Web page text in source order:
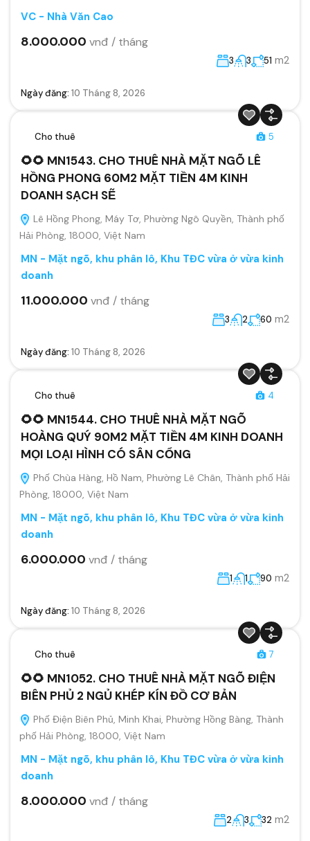
VC - Nhà Văn Cao
8.000.000 vnđ / tháng
3 3 51 m2
Ngày đăng: 10 Tháng 8, 2026
Cho thuê 5
🌻🌻 MN1543. CHO THUÊ NHÀ MẶT NGÕ LÊ
HỒNG PHONG 60M2 MẶT TIỀN 4M KINH
DOANH SẠCH SẼ
Lê Hồng Phong, Máy Tơ, Phường Ngô Quyền, Thành phố
Hải Phòng, 18000, Việt Nam
MN - Mặt ngõ, khu phân lô, Khu TĐC vừa ở vừa kinh
doanh
11.000.000 vnđ / tháng
3 2 60 m2
Ngày đăng: 10 Tháng 8, 2026
Cho thuê 4
🌻🌻 MN1544. CHO THUÊ NHÀ MẶT NGÕ
HOÀNG QUÝ 90M2 MẶT TIỀN 4M KINH DOANH
MỌI LOẠI HÌNH CÓ SÂN CỔNG
Phố Chùa Hàng, Hồ Nam, Phường Lê Chân, Thành phố Hải
Phòng, 18000, Việt Nam
MN - Mặt ngõ, khu phân lô, Khu TĐC vừa ở vừa kinh
doanh
6.000.000 vnđ / tháng
1 1 90 m2
Ngày đăng: 10 Tháng 8, 2026
Cho thuê 7
🌻🌻 MN1052. CHO THUÊ NHÀ MẶT NGÕ ĐIỆN
BIÊN PHỦ 2 NGỦ KHÉP KÍN ĐỒ CƠ BẢN
Phố Điện Biên Phủ, Minh Khai, Phường Hồng Bàng, Thành
phố Hải Phòng, 18000, Việt Nam
MN - Mặt ngõ, khu phân lô, Khu TĐC vừa ở vừa kinh
doanh
8.000.000 vnđ / tháng
2 3 32 m2